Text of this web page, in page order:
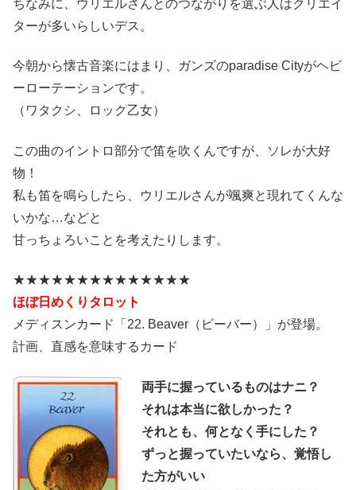
ちなみに、ウリエルさんとのつながりを選ぶ人はクリエイ
ターが多いらしいデス。
今朝から懐古音楽にはまり、ガンズのparadise Cityがヘビ
ーローテーションです。
（ワタクシ、ロック乙女）
この曲のイントロ部分で笛を吹くんですが、ソレが大好
物！
私も笛を鳴らしたら、ウリエルさんが颯爽と現れてくんな
いかな…などと
甘っちょろいことを考えたりします。
★★★★★★★★★★★★★★
ほぼ日めくりタロット
メディスンカード「22. Beaver（ビーバー）」が登場。
計画、直感を意味するカード
両手に握っているものはナニ？
それは本当に欲しかった？
それとも、何となく手にした？
ずっと握っていたいなら、覚悟し
た方がいい